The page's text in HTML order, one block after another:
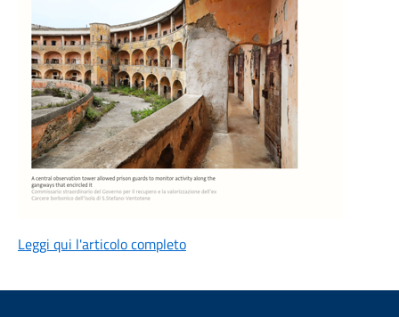
Leggi qui l'articolo completo